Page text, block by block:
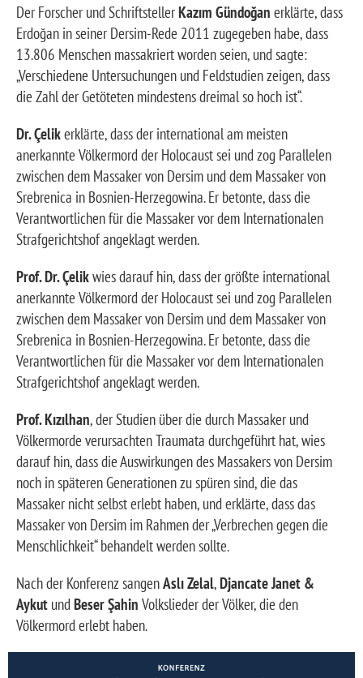
Der Forscher und SchriftstellerKazım Gündoğan erklärte, dass
Erdoğan in seiner Dersim-Rede 2011 zugegeben habe, dass
13.806 Menschen massakriert worden seien, und sagte:
„Verschiedene Untersuchungen und Feldstudien zeigen, dass
die Zahl der Getöteten mindestens dreimal so hoch ist“.
Dr. Çelikerklärte, dass der international am meisten
anerkannte Völkermord der Holocaust sei und zog Parallelen
zwischen dem Massaker von Dersim und dem Massaker von
Srebrenica in Bosnien-Herzegowina. Er betonte, dass die
Verantwortlichen für die Massaker vor dem Internationalen
Strafgerichtshof angeklagt werden.
Prof. Dr. Çelikwies darauf hin, dass der größte international
anerkannte Völkermord der Holocaust sei und zog Parallelen
zwischen dem Massaker von Dersim und dem Massaker von
Srebrenica in Bosnien-Herzegowina. Er betonte, dass die
Verantwortlichen für die Massaker vor dem Internationalen
Strafgerichtshof angeklagt werden.
Prof. Kızılhan, der Studien über die durch Massaker und
Völkermorde verursachten Traumata durchgeführt hat, wies
darauf hin, dass die Auswirkungen des Massakers von Dersim
noch in späteren Generationen zu spüren sind, die das
Massaker nicht selbst erlebt haben, und erklärte, dass das
Massaker von Dersim im Rahmen der „Verbrechen gegen die
Menschlichkeit“ behandelt werden sollte.
Nach der Konferenz sangenAslı Zelal,Djancate Janet &
Aykut undBeser Şahin Volkslieder der Völker, die den
Völkermord erlebt haben.